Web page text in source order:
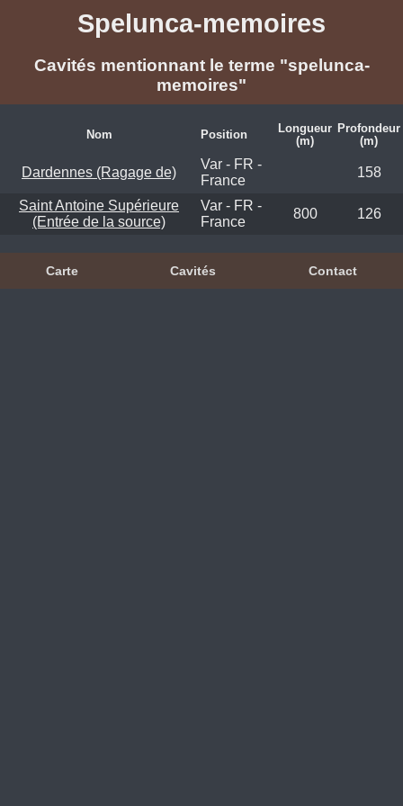
Spelunca-memoires
Cavités mentionnant le terme "spelunca-
memoires"
Nom Position
Longueur
(m)
Profondeur
(m)
Dardennes (Ragage de)
Var - FR -
France
158
Saint Antoine Supérieure
(Entrée de la source)
Var - FR -
France
800 126
Carte Cavités Contact